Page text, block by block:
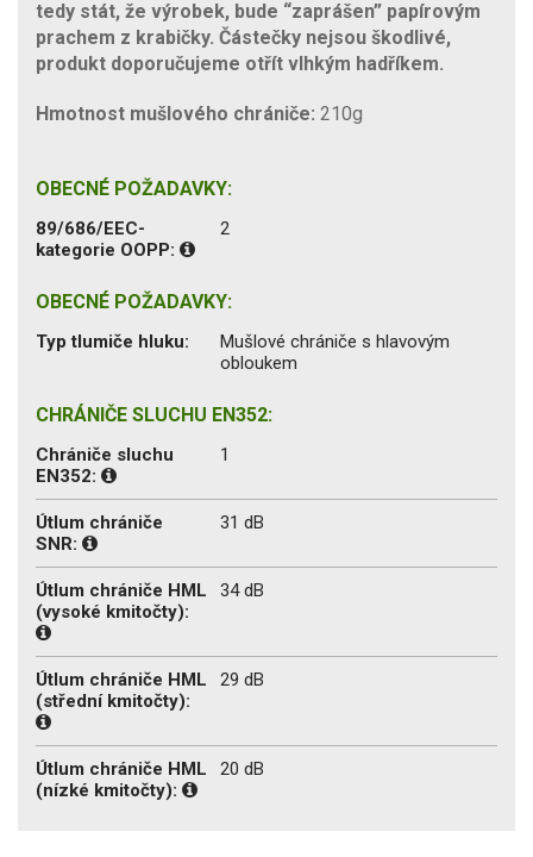
tedy stát, že výrobek, bude “zaprášen” papírovým
prachem z krabičky. Částečky nejsou škodlivé,
produkt doporučujeme otřít vlhkým hadříkem.
Hmotnost mušlového chrániče: 210g
OBECNÉ POŽADAVKY:
89/686/EEC-
kategorie OOPP:
2
OBECNÉ POŽADAVKY:
Typ tlumiče hluku:
Mušlové chrániče s hlavovým
obloukem
CHRÁNIČE SLUCHU EN352:
Chrániče sluchu
EN352:
1
Útlum chrániče
SNR:
31 dB
Útlum chrániče HML
(vysoké kmitočty):
34 dB
Útlum chrániče HML
(střední kmitočty):
29 dB
Útlum chrániče HML
(nízké kmitočty):
20 dB